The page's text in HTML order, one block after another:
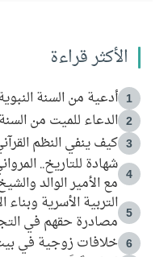
الأكثر قراءة
1 أدعية من السنة
2 الدعاء للميت من
3 كيف ينفي النظم
4
شهادة للتاريخ..
مع الأمير الوالد
5
التربية الأسرية
مصادرة حقهم في
6 خلافات زوجية في